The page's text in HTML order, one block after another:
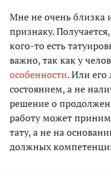
Мне не очень близка
признаку.
кого-то есть
важно, так как у
особенности. Или
состоянием, а не
решение о
работу может
тату, а не на
должных